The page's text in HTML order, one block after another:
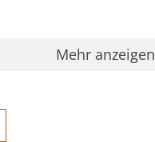
Mehr anzeigen